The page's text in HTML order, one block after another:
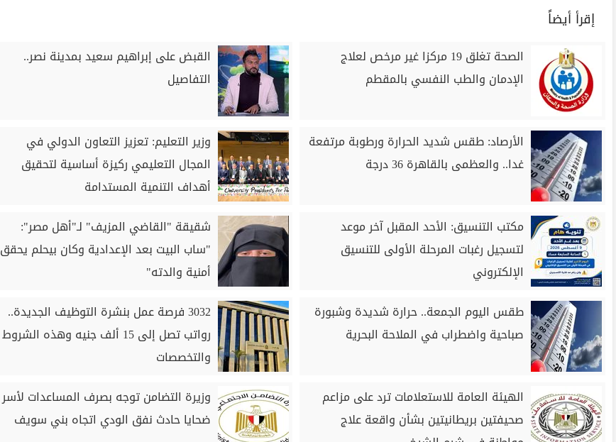
إقرأ أيضاً
الصحة تغلق 19 مركزا غير مرخص لعلاج
الإدمان والطب النفسي بالمقطم
القبض على إبراهيم سعيد بمدينة نصر..
التفاصيل
الأرصاد: طقس شديد الحرارة ورطوبة مرتفعة
غدا.. والعظمى بالقاهرة 36 درجة
وزير التعليم: تعزيز التعاون الدولي في
المجال التعليمي ركيزة أساسية لتحقيق
أهداف التنمية المستدامة
مكتب التنسيق: الأحد المقبل آخر موعد
لتسجيل رغبات المرحلة الأولى للتنسيق
الإلكتروني
شقيقة "القاضي المزيف" لـ"أهل مصر":
"ساب البيت بعد الإعدادية وكان بيحلم يحقق
أمنية والدته"
طقس اليوم الجمعة.. حرارة شديدة وشبورة
صباحية واضطراب في الملاحة البحرية
3032 فرصة عمل بنشرة التوظيف الجديدة..
رواتب تصل إلى 15 ألف جنيه وهذه الشروط
والتخصصات
الهيئة العامة للاستعلامات ترد على مزاعم
صحيفتين بريطانيتين بشأن واقعة علاج
وزيرة التضامن توجه بصرف المساعدات لأسر
ضحايا حادث نفق الودي اتجاه بني سويف